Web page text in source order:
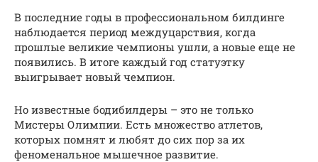
В последние годы в профессиональном билдинге
наблюдается период междуцарствия, когда
прошлые великие чемпионы ушли, а новые еще не
появились. В итоге каждый год статуэтку
выигрывает новый чемпион.
Но известные бодибилдеры – это не только
Мистеры Олимпии. Есть множество атлетов,
которых помнят и любят до сих пор за их
феноменальное мышечное развитие.